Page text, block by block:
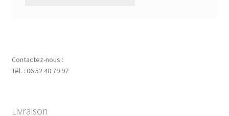
Contactez-nous :
Tél. : 06 52 40 79 97
Livraison